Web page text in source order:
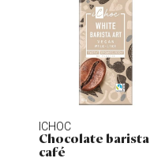
ICHOC
Chocolate barista
café